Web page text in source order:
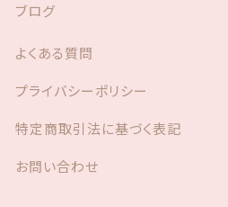
ブログ
よくある質問
プライバシーポリシー
特定商取引法に基づく表記
お問い合わせ